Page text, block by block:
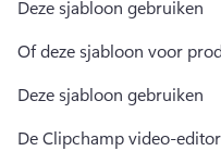
Deze sjabloon gebruiken
Of deze sjabloon voor
Deze sjabloon gebruiken
De Clipchamp video-